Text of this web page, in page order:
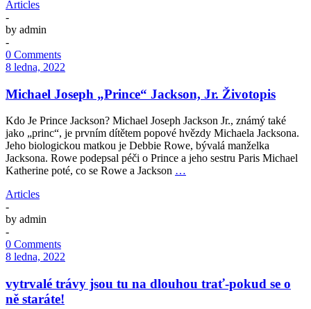
Articles
-
by admin
-
0 Comments
8 ledna, 2022
Michael Joseph „Prince“ Jackson, Jr. Životopis
Kdo Je Prince Jackson? Michael Joseph Jackson Jr., známý také
jako „princ“, je prvním dítětem popové hvězdy Michaela Jacksona.
Jeho biologickou matkou je Debbie Rowe, bývalá manželka
Jacksona. Rowe podepsal péči o Prince a jeho sestru Paris Michael
Katherine poté, co se Rowe a Jackson …
Articles
-
by admin
-
0 Comments
8 ledna, 2022
vytrvalé trávy jsou tu na dlouhou trať-pokud se o
ně staráte!